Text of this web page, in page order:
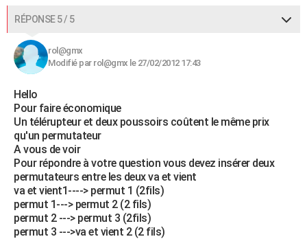
RÉPONSE 5 / 5
rol@gmx
Modifié par rol@gmx le 27/02/2012 17:43
Hello
Pour faire économique
Un télérupteur et deux poussoirs coûtent le même prix
qu'un permutateur
A vous de voir
Pour répondre à votre question vous devez insérer deux
permutateurs entre les deux va et vient
va et vient1----> permut 1 (2fils)
permut 1---> permut 2 (2 fils)
permut 2 ---> permut 3 (2fils)
permut 3 --->va et vient 2 (2 fils)